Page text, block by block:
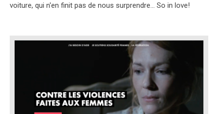
voiture, qui n'en finit pas de nous surprendre... So in love!